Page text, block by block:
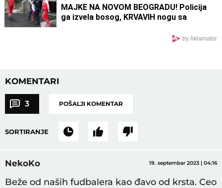
MAJKE NA NOVOM BEOGRADU! Policija
ga izvela bosog, KRVAVIH nogu sa
by Aklamator
KOMENTARI
3 POŠALJI KOMENTAR
SORTIRANJE
NekoKo 19. septembar 2023 | 04:16
Beže od naših fudbalera kao đavo od krsta. Ceo